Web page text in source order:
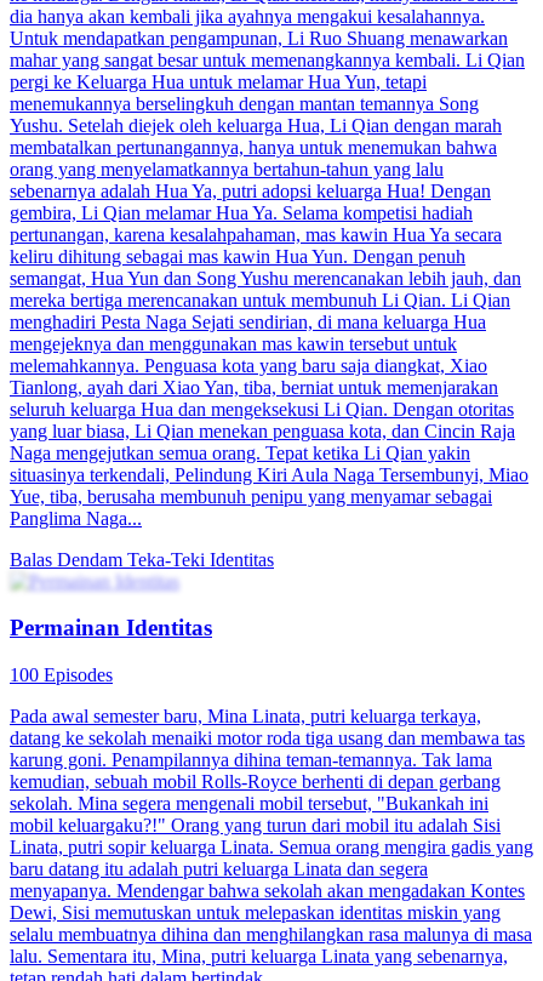
Penguasa Sekte Tersembunyi
100 Episodes
Chu Xiao diburu oleh Serigala Tunggal dan anak buahnya. Di
ambang kematian, Ye Shi, master dari Sekte Tersembunyi, muncul
dan menyelamatkan Chu Xiao, membunuh Lone Wolf dalam
prosesnya. Pada saat ini, Ye Shi menerima berita bahwa anggota
Sekte Iblis telah membunuh Dewa Perang Xuanwu, yang berada di
bawah perlindungan Sekte Tersembunyi, di Ancheng. Selain itu, ada
kecurigaan bahwa pemimpin Sekte Iblis bersembunyi di Ancheng.
Untuk mencegah Sekte Iblis menyebabkan lebih banyak kekacauan,
Ye Shi memutuskan untuk pergi ke Ancheng dan menemukan
dalang di balik sekte tersebut.
Cinta Setelah NikahIdentitas Rahasia